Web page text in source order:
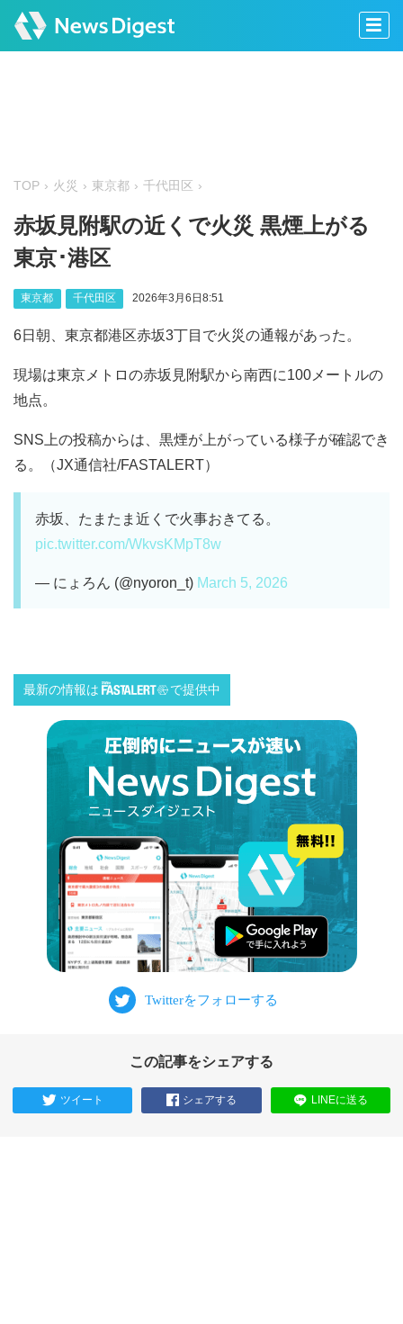
TOP 火災 東京都 千代田区
赤坂見附駅の近くで火災 黒煙上がる
東京･港区
東京都 千代田区 2026年3月6日8:51
6日朝、東京都港区赤坂3丁目で火災の通報があった。
現場は東京メトロの赤坂見附駅から南西に100メートルの
地点。
SNS上の投稿からは、黒煙が上がっている様子が確認でき
る。（JX通信社/FASTALERT）
赤坂、たまたま近くで火事おきてる。
pic.twitter.com/WkvsKMpT8w
— にょろん (@nyoron_t) March 5, 2026
最新の情報は で提供中
この記事をシェアする
ツイート シェアする LINEに送る